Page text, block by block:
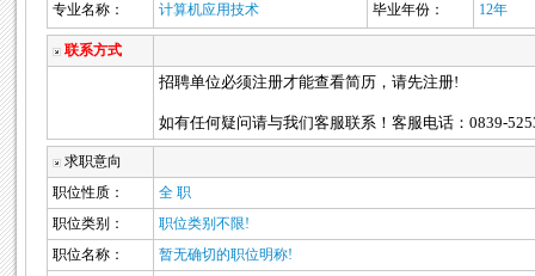
专业名称： 计算机应用技术 毕业年份： 12年
联系方式
招聘单位必须注册才能查看简历，请先注册!
如有任何疑问请与我们客服联系！客服电话：0839-
求职意向
职位性质：
全 职
职位类别：
职位类别不限!
职位名称：
暂无确切的职位明称!